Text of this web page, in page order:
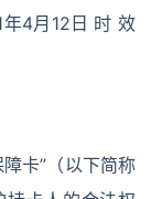
4月12日 时 效
卡”（以下简称